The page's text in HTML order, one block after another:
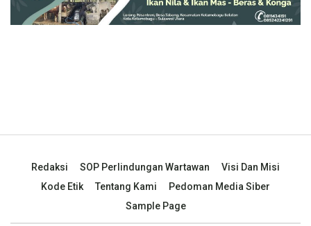
Redaksi SOP Perlindungan Wartawan
Visi Dan Misi
Kode Etik
Tentang Kami
Pedoman Media Siber
Sample Page